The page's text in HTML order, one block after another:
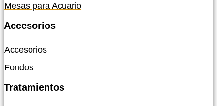
Mesas para Acuario
Accesorios
Accesorios
Fondos
Tratamientos